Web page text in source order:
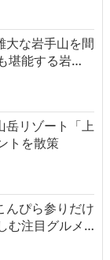
大な岩手山を間
堪能する岩…
岳リゾート「上
トを散策
んぴら参りだけ
む注目グルメ…